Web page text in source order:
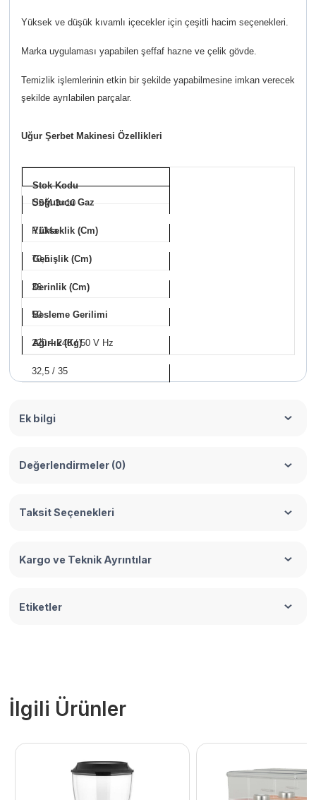
Yüksek ve düşük kıvamlı içecekler için çeşitli hacim seçenekleri.
Marka uygulaması yapabilen şeffaf hazne ve çelik gövde.
Temizlik işlemlerinin etkin bir şekilde yapabilmesine imkan verecek
şekilde ayrılabilen parçalar.
Uğur Şerbet Makinesi Özellikleri
Stok Kodu
USM 3×10
Soğutucu Gaz
R134a
Yükseklik (Cm)
70,5
Genişlik (Cm)
36
Derinlik (Cm)
50
Besleme Gerilimi
220 – 240 / 50 V Hz
Ağırlık (Kg)
32,5 / 35
Ek bilgi
Değerlendirmeler (0)
Taksit Seçenekleri
Kargo ve Teknik Ayrıntılar
Etiketler
İlgili Ürünler